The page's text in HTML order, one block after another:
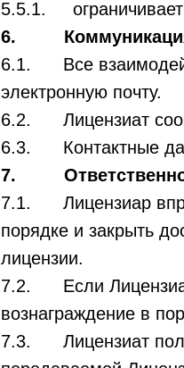
5.5.1. ограничивает
6.
6.1. Все
электронную почту.
6.2. Лицензиат
6.3. Контактные
7.
7.1. Лицензиар
порядке и закрыть
лицензии.
7.2. Если Лицензиар
вознаграждение в
7.3. Лицензиат